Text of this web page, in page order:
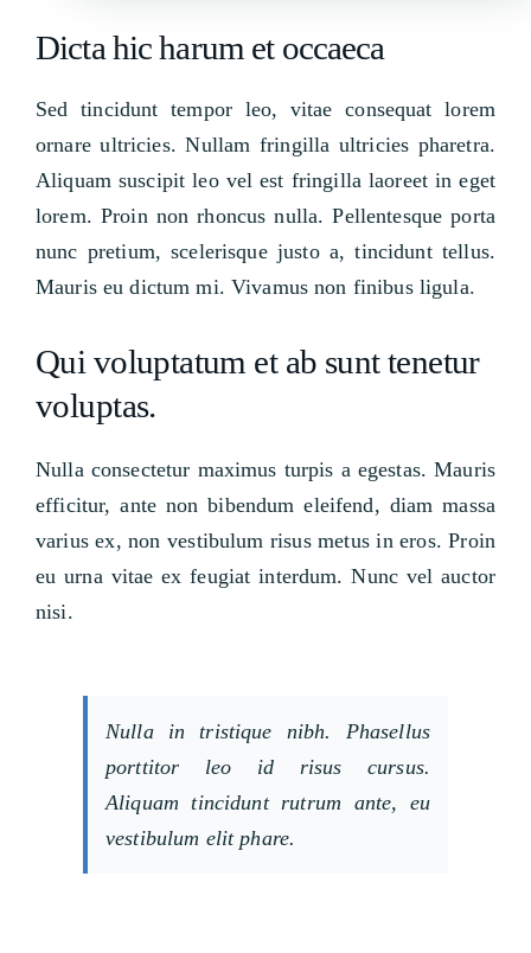
Dicta hic harum et occaeca
Sed tincidunt tempor leo, vitae consequat lorem
ornare ultricies. Nullam fringilla ultricies pharetra.
Aliquam suscipit leo vel est fringilla laoreet in eget
lorem. Proin non rhoncus nulla. Pellentesque porta
nunc pretium, scelerisque justo a, tincidunt tellus.
Mauris eu dictum mi. Vivamus non finibus ligula.
Qui voluptatum et ab sunt tenetur
voluptas.
Nulla consectetur maximus turpis a egestas. Mauris
efficitur, ante non bibendum eleifend, diam massa
varius ex, non vestibulum risus metus in eros. Proin
eu urna vitae ex feugiat interdum. Nunc vel auctor
nisi.
Nulla in tristique nibh. Phasellus
porttitor leo id risus cursus.
Aliquam tincidunt rutrum ante, eu
vestibulum elit phare.